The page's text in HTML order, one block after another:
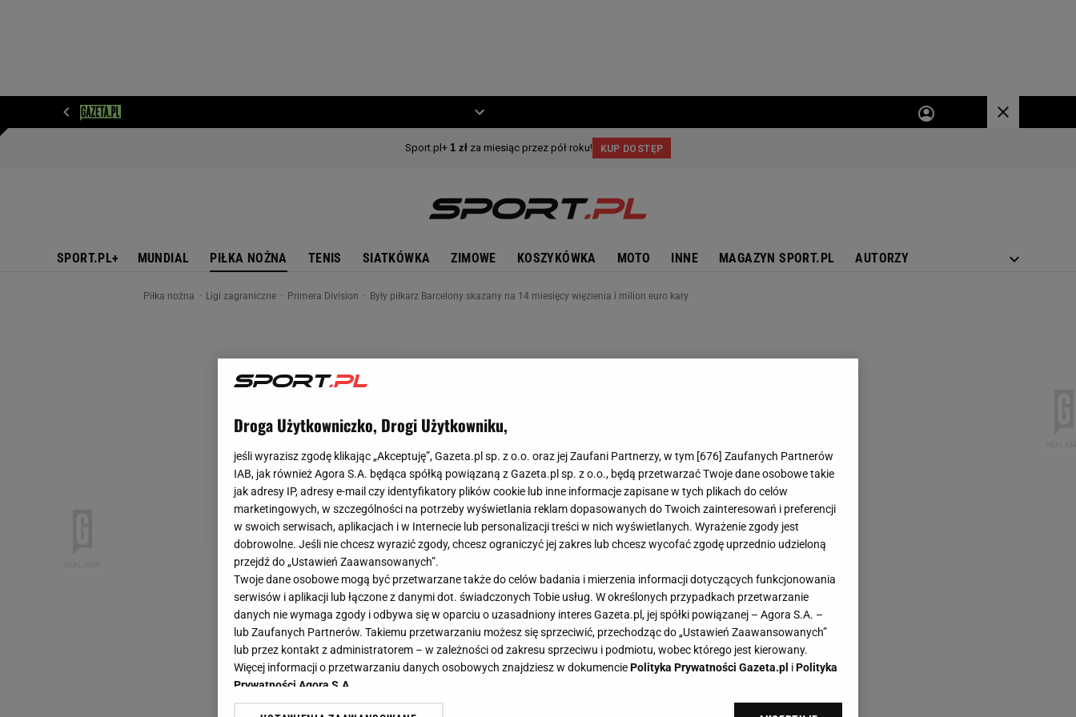
SPORT.PL+ MUNDIAL PIŁKA NOŻNA TENIS SIATKÓWKA ZIMOWE KOSZYKÓWKA MOTO INNE MAGAZYN SPORT.PL AUTORZY
Piłka nożna Ligi zagraniczne Primera Division Były piłkarz Barcelony skazany na 14 miesięcy więzienia i milion euro kary
Droga Użytkowniczko, Drogi Użytkowniku,
jeśli wyrazisz zgodę klikając „Akceptuję”, Gazeta.pl sp. z o.o. oraz jej Zaufani Partnerzy, w tym [676] Zaufanych Partnerów
IAB, jak również Agora S.A. będąca spółką powiązaną z Gazeta.pl sp. z o.o., będą przetwarzać Twoje dane osobowe takie
jak adresy IP, adresy e-mail czy identyfikatory plików cookie lub inne informacje zapisane w tych plikach do celów
marketingowych, w szczególności na potrzeby wyświetlania reklam dopasowanych do Twoich zainteresowań i preferencji
w swoich serwisach, aplikacjach i w Internecie lub personalizacji treści w nich wyświetlanych. Wyrażenie zgody jest
dobrowolne. Jeśli nie chcesz wyrazić zgody, chcesz ograniczyć jej zakres lub chcesz wycofać zgodę uprzednio udzieloną
przejdź do „Ustawień Zaawansowanych”.
Twoje dane osobowe mogą być przetwarzane także do celów badania i mierzenia informacji dotyczących funkcjonowania
serwisów i aplikacji lub łączone z danymi dot. świadczonych Tobie usług. W określonych przypadkach przetwarzanie
danych nie wymaga zgody i odbywa się w oparciu o uzasadniony interes Gazeta.pl, jej spółki powiązanej – Agora S.A. –
lub Zaufanych Partnerów. Takiemu przetwarzaniu możesz się sprzeciwić, przechodząc do „Ustawień Zaawansowanych”
lub przez kontakt z administratorem – w zależności od zakresu sprzeciwu i podmiotu, wobec którego jest kierowany.
Więcej informacji o przetwarzaniu danych osobowych znajdziesz w dokumenciePolityka Prywatności Gazeta.pl iPolityka
Prywatności Agora S.A.